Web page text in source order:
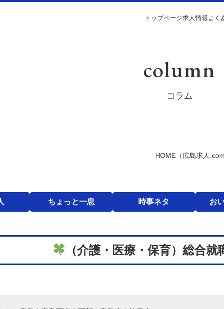
トップページ求人情報よく
column
コラム
HOME （広島求人.com
ちょっと一息 時事ネタ お
（介護・医療・保育）総合